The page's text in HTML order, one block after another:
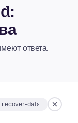
ответа.
recover-data